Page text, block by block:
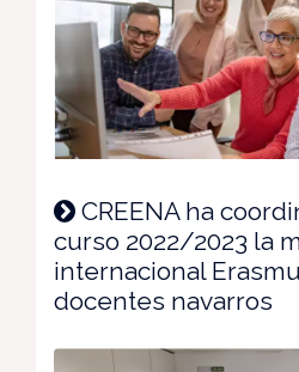
CREENA ha
curso 2022/2023 la
internacional
docentes navarros